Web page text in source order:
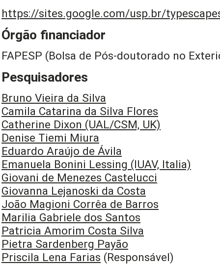
https://sites.google.com/usp.br/
Órgão financiador
FAPESP (Bolsa de Pós-doutorado no
Pesquisadores
Bruno Vieira da Silva
Camila Catarina da Silva Flores
Catherine Dixon (UAL/CSM, UK)
Denise Tiemi Miura
Eduardo Araújo de Ávila
Emanuela Bonini Lessing (IUAV, Italia)
Giovani de Menezes Castelucci
Giovanna Lejanoski da Costa
João Magioni Corrêa de Barros
Marilia Gabriele dos Santos
Patricia Amorim Costa Silva
Pietra Sardenberg Payão
Priscila Lena Farias (Responsável)